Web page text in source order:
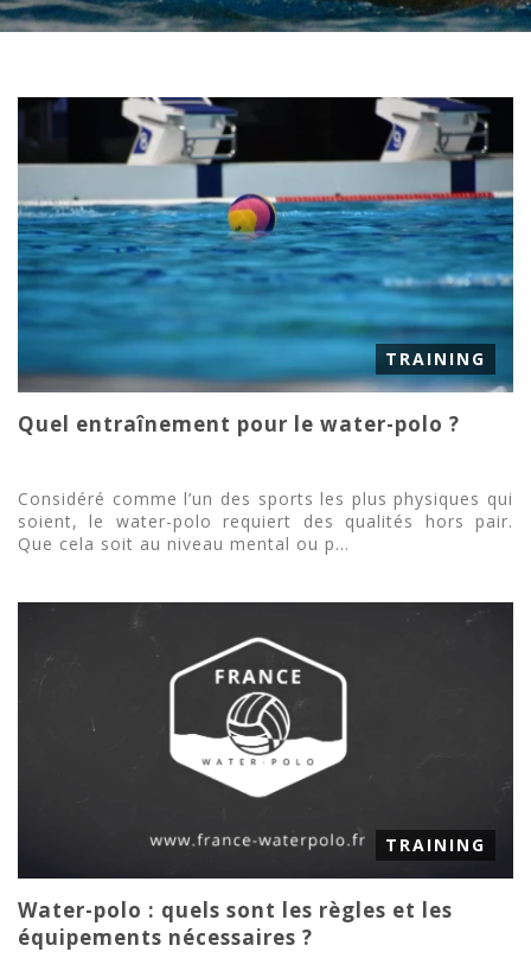
TRAINING
Quel entraînement pour le water-polo ?
Considéré comme l’un des sports les plus physiques qui
soient, le water-polo requiert des qualités hors pair.
Que cela soit au niveau mental ou p...
TRAINING
Water-polo : quels sont les règles et les
équipements nécessaires ?